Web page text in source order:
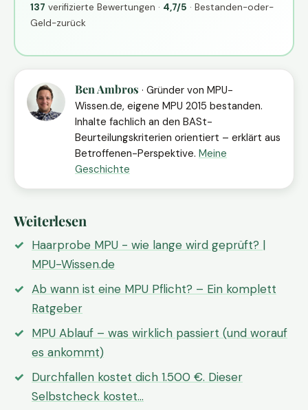
137 verifizierte Bewertungen · 4,7/5 · Bestanden-oder-
Geld-zurück
Ben Ambros · Gründer von MPU-
Wissen.de, eigene MPU 2015 bestanden.
Inhalte fachlich an den BASt-
Beurteilungskriterien orientiert – erklärt aus
Betroffenen-Perspektive. Meine
Geschichte
Weiterlesen
Haarprobe MPU - wie lange wird geprüft? |
MPU-Wissen.de
Ab wann ist eine MPU Pflicht? – Ein komplett
Ratgeber
MPU Ablauf – was wirklich passiert (und worauf
es ankommt)
Durchfallen kostet dich 1.500 €. Dieser
Selbstcheck kostet…